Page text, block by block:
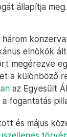
állapítja meg.
elnökök
megérezve
a különböző
az Egyesült
fogantatás
és május